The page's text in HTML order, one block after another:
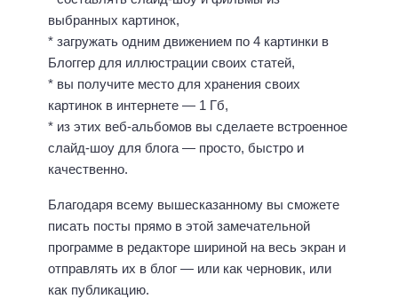
выбранных картинок,
* загружать одним движением по 4 картинки в
Блоггер для иллюстрации своих статей,
* вы получите место для хранения своих
картинок в интернете — 1 Гб,
* из этих веб-альбомов вы сделаете встроенное
слайд-шоу для блога — просто, быстро и
качественно.
Благодаря всему вышесказанному вы сможете
писать посты прямо в этой замечательной
программе в редакторе шириной на весь экран и
отправлять их в блог — или как черновик, или
как публикацию.